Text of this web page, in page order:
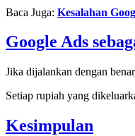
Baca Juga: Kesalahan
Google Ads
Jika dijalankan dengan
Setiap rupiah yang
Kesimpulan